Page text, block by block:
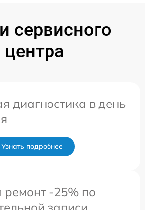
сервисного
центра
диагностика в день
Узнать подробнее
ремонт -25% по